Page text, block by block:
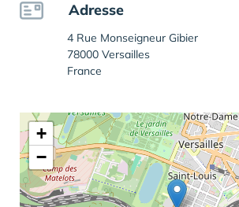
Adresse
4 Rue Monseigneur Gibier
78000 Versailles
France
+
−